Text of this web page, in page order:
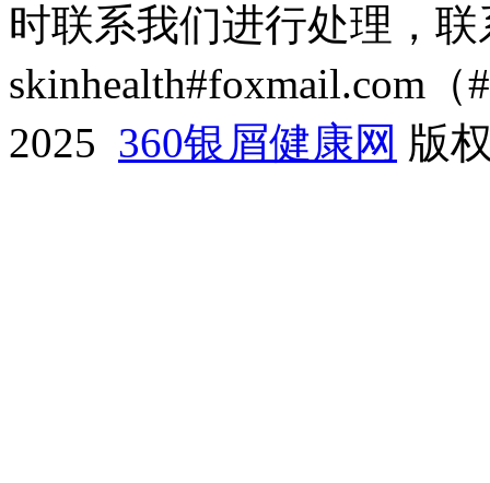
时联系我们进行处理，
skinhealth#foxmail.com（
2025 360银屑健康网 版